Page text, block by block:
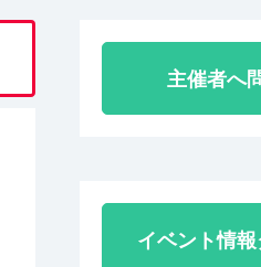
主催者へ
イベント情